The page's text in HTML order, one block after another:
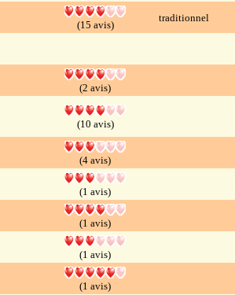
(15 avis)
traditionnel
(2 avis)
(10 avis)
(4 avis)
(1 avis)
(1 avis)
(1 avis)
(1 avis)